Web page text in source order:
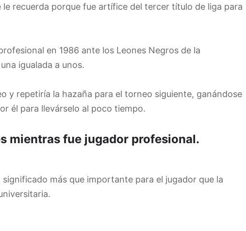
le recuerda porque fue artífice del tercer título de liga para
en 1986 ante los Leones Negros de la
igualada a unos.
y repetiría la hazaña para el torneo siguiente, ganándose
él para llevárselo al poco tiempo.
mientras fue jugador profesional.
más que importante para el jugador que la